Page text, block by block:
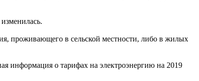
проживающего в сельской местности, либо в жилых
информация о тарифах на электроэнергию на 2019